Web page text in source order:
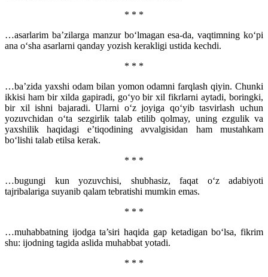
* * *
…asarlarim ba’zilarga manzur bo‘lmagan esa-da, vaqtimning ko‘pi
ana o‘sha asarlarni qanday yozish kerakligi ustida kechdi.
* * *
…ba’zida yaxshi odam bilan yomon odamni farqlash qiyin. Chunki
ikkisi ham bir xilda gapiradi, go‘yo bir xil fikrlarni aytadi, boringki,
bir xil ishni bajaradi. Ularni o‘z joyiga qo‘yib tasvirlash uchun
yozuvchidan o‘ta sezgirlik talab etilib qolmay, uning ezgulik va
yaxshilik haqidagi e’tiqodining avvalgisidan ham mustahkam
bo‘lishi talab etilsa kerak.
* * *
…bugungi kun yozuvchisi, shubhasiz, faqat o‘z adabiyoti
tajribalariga suyanib qalam tebratishi mumkin emas.
* * *
…muhabbatning ijodga ta’siri haqida gap ketadigan bo‘lsa, fikrim
shu: ijodning tagida aslida muhabbat yotadi.
* * *